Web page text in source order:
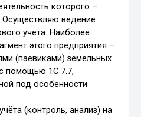
которого –
ведение
учёта. Наиболее
этого предприятия –
(паевиками) земельных
помощью 1С 7.7,
под особенности
(контроль, анализ) на